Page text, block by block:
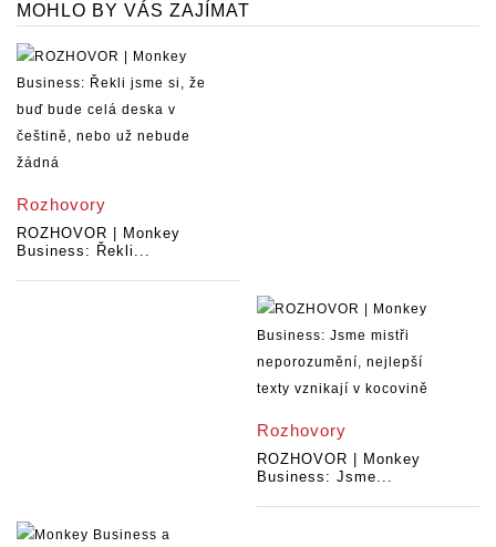
MOHLO BY VÁS ZAJÍMAT
Rozhovory
ROZHOVOR | Monkey
Business: Řekli...
Rozhovory
ROZHOVOR | Monkey
Business: Jsme...